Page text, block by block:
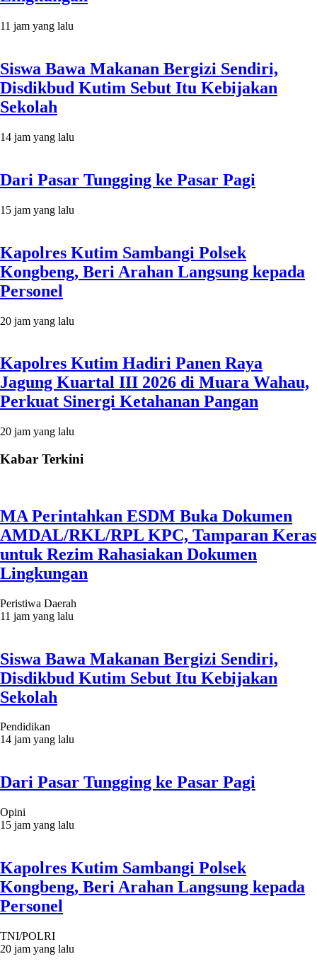
11 jam yang lalu
Siswa Bawa Makanan Bergizi Sendiri,
Disdikbud Kutim Sebut Itu Kebijakan
Sekolah
14 jam yang lalu
Dari Pasar Tungging ke Pasar Pagi
15 jam yang lalu
Kapolres Kutim Sambangi Polsek
Kongbeng, Beri Arahan Langsung kepada
Personel
20 jam yang lalu
Kapolres Kutim Hadiri Panen Raya
Jagung Kuartal III 2026 di Muara Wahau,
Perkuat Sinergi Ketahanan Pangan
20 jam yang lalu
Kabar Terkini
MA Perintahkan ESDM Buka Dokumen
AMDAL/RKL/RPL KPC, Tamparan Keras
untuk Rezim Rahasiakan Dokumen
Lingkungan
Peristiwa Daerah
11 jam yang lalu
Siswa Bawa Makanan Bergizi Sendiri,
Disdikbud Kutim Sebut Itu Kebijakan
Sekolah
Pendidikan
14 jam yang lalu
Dari Pasar Tungging ke Pasar Pagi
Opini
15 jam yang lalu
Kapolres Kutim Sambangi Polsek
Kongbeng, Beri Arahan Langsung kepada
Personel
TNI/POLRI
20 jam yang lalu